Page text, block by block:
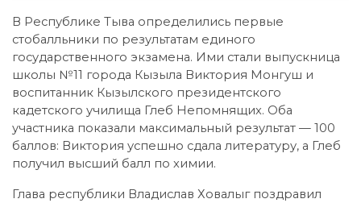
В Республике Тыва определились первые
стобалльники по результатам единого
государственного экзамена. Ими стали выпускница
школы №11 города Кызыла Виктория Монгуш и
воспитанник Кызылского президентского
кадетского училища Глеб Непомнящих. Оба
участника показали максимальный результат — 100
баллов: Виктория успешно сдала литературу, а Глеб
получил высший балл по химии.
Глава республики Владислав Ховалыг поздравил